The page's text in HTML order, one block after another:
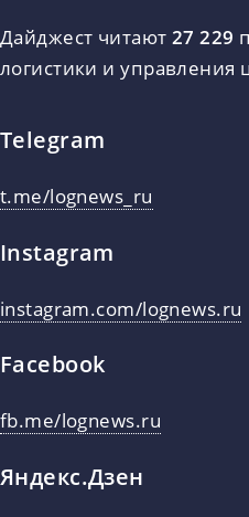
Дайджест читают 27 229
логистики и управления
Telegram
t.me/lognews_ru
Instagram
instagram.com/lognews.ru
Facebook
fb.me/lognews.ru
Яндекс.Дзен